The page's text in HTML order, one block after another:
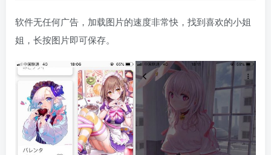
软件无任何广告，加载图片的速度非常快，找到喜欢的小姐
姐，长按图片即可保存。